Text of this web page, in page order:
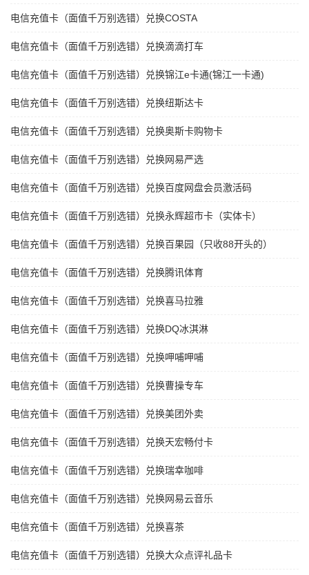
电信充值卡（面值千万别选错）兑换COSTA
电信充值卡（面值千万别选错）兑换滴滴打车
电信充值卡（面值千万别选错）兑换锦江e卡通(锦江一卡通)
电信充值卡（面值千万别选错）兑换纽斯达卡
电信充值卡（面值千万别选错）兑换奥斯卡购物卡
电信充值卡（面值千万别选错）兑换网易严选
电信充值卡（面值千万别选错）兑换百度网盘会员激活码
电信充值卡（面值千万别选错）兑换永辉超市卡（实体卡）
电信充值卡（面值千万别选错）兑换百果园（只收88开头的）
电信充值卡（面值千万别选错）兑换腾讯体育
电信充值卡（面值千万别选错）兑换喜马拉雅
电信充值卡（面值千万别选错）兑换DQ冰淇淋
电信充值卡（面值千万别选错）兑换呷哺呷哺
电信充值卡（面值千万别选错）兑换曹操专车
电信充值卡（面值千万别选错）兑换美团外卖
电信充值卡（面值千万别选错）兑换天宏畅付卡
电信充值卡（面值千万别选错）兑换瑞幸咖啡
电信充值卡（面值千万别选错）兑换网易云音乐
电信充值卡（面值千万别选错）兑换喜茶
电信充值卡（面值千万别选错）兑换大众点评礼品卡